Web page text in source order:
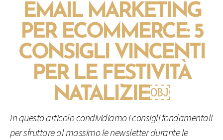
EMAIL MARKETING
PER ECOMMERCE: 5
CONSIGLI VINCENTI
PER LE FESTIVITÀ
NATALIZIE￼
In questo articolo condividiamo i consigli fondamentali
per sfruttare al massimo le newsletter durante le